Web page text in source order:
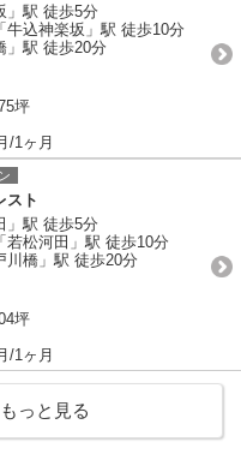
」駅 徒歩5分
牛込神楽坂」駅 徒歩10分
」駅 徒歩20分
坪
/1ヶ月
スト
」駅 徒歩5分
若松河田」駅 徒歩10分
川橋」駅 徒歩20分
坪
/1ヶ月
っと見る